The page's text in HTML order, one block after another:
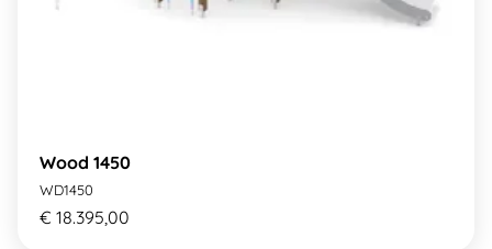
Wood 1450
WD1450
€ 18.395,00